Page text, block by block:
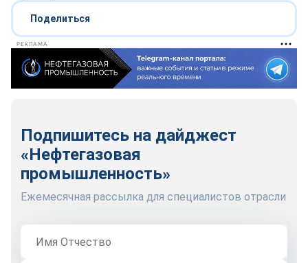
Поделиться
РЕКЛАМА
Подпишитесь на дайджест
«Нефтегазовая
промышленность»
Ежемесячная рассылка для специалистов отрасли